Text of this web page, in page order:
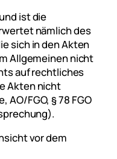
ist die
nämlich des
sich in den Akten
Allgemeinen nicht
auf rechtliches
Akten nicht
FGO, § 78 FGO
vor dem